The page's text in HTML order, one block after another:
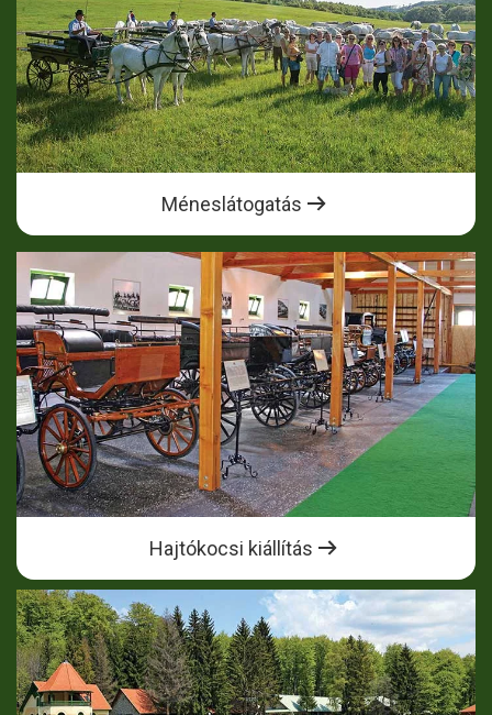
Méneslátogatás
Hajtókocsi kiállítás